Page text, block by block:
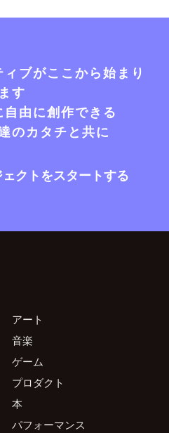
ブがここから始まり
ます
由に創作できる
のカタチと共に
クトをスタートする
アート
音楽
ゲーム
プロダクト
本
パフォーマンス